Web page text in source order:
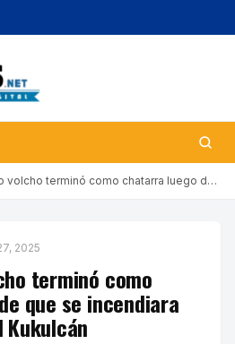
Un pequeño volcho terminó como chatarra luego de que se incendia…
2025
terminó como
que se incendiara